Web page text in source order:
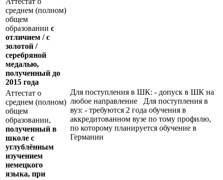
среднем (полном)
общем
образовании с
отличием / с
золотой /
серебряной
медалью,
полученный до
2015 года
Для поступления в ШК: - допуск в ШК на
любое направление Для поступления в
вуз: - требуются 2 года обучения в
аккредитованном вузе по тому профилю,
по которому планируется обучение в
Германии
Аттестат о
среднем (полном)
общем
образовании,
полученный в
школе с
углублённым
изучением
немецкого
языка, при